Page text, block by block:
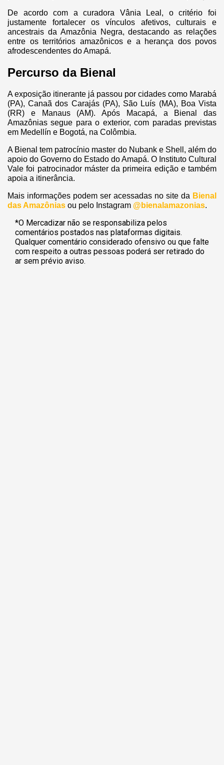
De acordo com a curadora Vânia Leal, o critério foi
justamente fortalecer os vínculos afetivos, culturais e
ancestrais da Amazônia Negra, destacando as relações
entre os territórios amazônicos e a herança dos povos
afrodescendentes do Amapá.
Percurso da Bienal
A exposição itinerante já passou por cidades como Marabá
(PA), Canaã dos Carajás (PA), São Luís (MA), Boa Vista
(RR) e Manaus (AM). Após Macapá, a Bienal das
Amazônias segue para o exterior, com paradas previstas
em Medellín e Bogotá, na Colômbia.
A Bienal tem patrocínio master do Nubank e Shell, além do
apoio do Governo do Estado do Amapá. O Instituto Cultural
Vale foi patrocinador máster da primeira edição e também
apoia a itinerância.
Mais informações podem ser acessadas no site da Bienal
das Amazônias ou pelo Instagram @bienalamazonias.
*O Mercadizar não se responsabiliza pelos
comentários postados nas plataformas digitais.
Qualquer comentário considerado ofensivo ou que falte
com respeito a outras pessoas poderá ser retirado do
ar sem prévio aviso.